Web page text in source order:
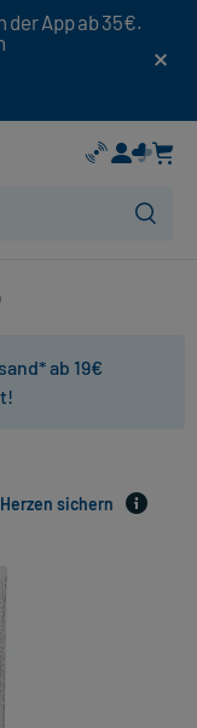
der App ab 35€.
ab 19€
sichern